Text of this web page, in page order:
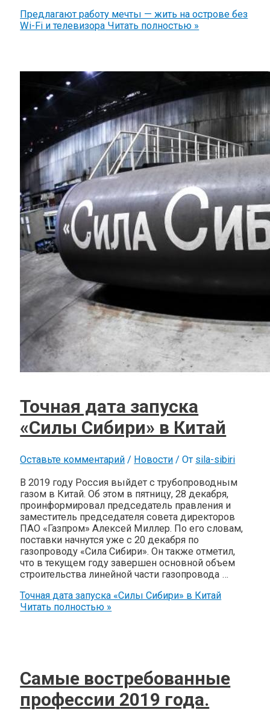
Предлагают работу мечты — жить на острове без
Wi-Fi и телевизора Читать полностью »
Точная дата запуска
«Силы Сибири» в Китай
Оставьте комментарий / Новости / От sila-sibiri
В 2019 году Россия выйдет с трубопроводным
газом в Китай. Об этом в пятницу, 28 декабря,
проинформировал председатель правления и
заместитель председателя совета директоров
ПАО «Газпром» Алексей Миллер. По его словам,
поставки начнутся уже с 20 декабря по
газопроводу «Сила Сибири». Он также отметил,
что в текущем году завершен основной объем
строительства линейной части газопровода …
Точная дата запуска «Силы Сибири» в Китай
Читать полностью »
Самые востребованные
профессии 2019 года.